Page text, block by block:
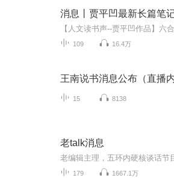
109 16.4万
王南说书消息公布（直播内
15 8138
老talk消息
老编辑主理，五环内硬核谈话节
179 1667.1万